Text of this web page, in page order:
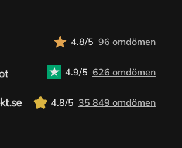
4.8/5 96 omdömen
4.9/5 626 omdömen
4.8/5 35 849 omdömen